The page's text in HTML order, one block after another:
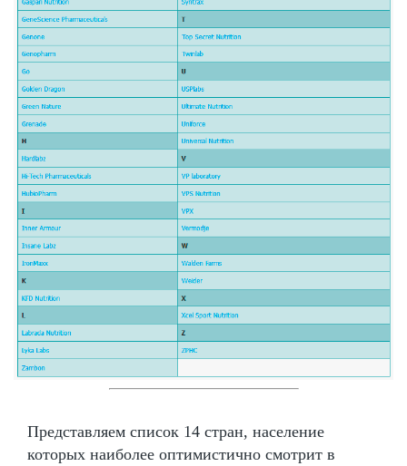
Представляем список 14 стран, население
которых наиболее оптимистично смотрит в